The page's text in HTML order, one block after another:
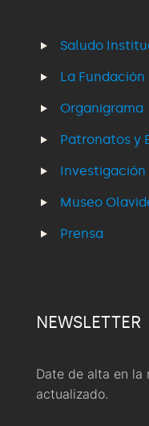
Saludo
La Fundación
Organigrama
Patronatos y
Investigación
Museo
Prensa
NEWSLETTER
Date de alta en
actualizado.